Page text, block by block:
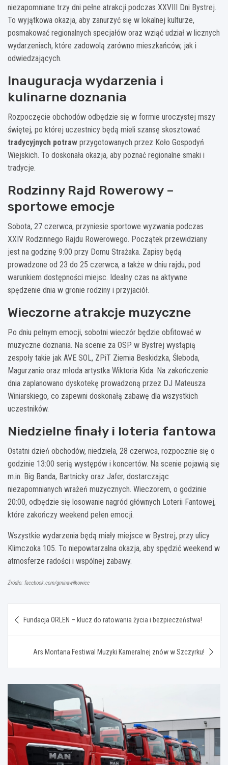
niezapomniane trzy dni pełne atrakcji podczas XXVIII Dni Bystrej.
To wyjątkowa okazja, aby zanurzyć się w lokalnej kulturze,
posmakować regionalnych specjałów oraz wziąć udział w licznych
wydarzeniach, które zadowolą zarówno mieszkańców, jak i
odwiedzających.
Inauguracja wydarzenia i
kulinarne doznania
Rozpoczęcie obchodów odbędzie się w formie uroczystej mszy
świętej, po której uczestnicy będą mieli szansę skosztować
tradycyjnych potraw przygotowanych przez Koło Gospodyń
Wiejskich. To doskonała okazja, aby poznać regionalne smaki i
tradycje.
Rodzinny Rajd Rowerowy –
sportowe emocje
Sobota, 27 czerwca, przyniesie sportowe wyzwania podczas
XXIV Rodzinnego Rajdu Rowerowego. Początek przewidziany
jest na godzinę 9:00 przy Domu Strażaka. Zapisy będą
prowadzone od 23 do 25 czerwca, a także w dniu rajdu, pod
warunkiem dostępności miejsc. Idealny czas na aktywne
spędzenie dnia w gronie rodziny i przyjaciół.
Wieczorne atrakcje muzyczne
Po dniu pełnym emocji, sobotni wieczór będzie obfitować w
muzyczne doznania. Na scenie za OSP w Bystrej wystąpią
zespoły takie jak AVE SOL, ZPiT Ziemia Beskidzka, Śleboda,
Magurzanie oraz młoda artystka Wiktoria Kida. Na zakończenie
dnia zaplanowano dyskotekę prowadzoną przez DJ Mateusza
Winiarskiego, co zapewni doskonałą zabawę dla wszystkich
uczestników.
Niedzielne finały i loteria fantowa
Ostatni dzień obchodów, niedziela, 28 czerwca, rozpocznie się o
godzinie 13:00 serią występów i koncertów. Na scenie pojawią się
m.in. Big Banda, Bartnicky oraz Jafer, dostarczając
niezapomnianych wrażeń muzycznych. Wieczorem, o godzinie
20:00, odbędzie się losowanie nagród głównych Loterii Fantowej,
które zakończy weekend pełen emocji.
Wszystkie wydarzenia będą miały miejsce w Bystrej, przy ulicy
Klimczoka 105. To niepowtarzalna okazja, aby spędzić weekend w
atmosferze radości i wspólnej zabawy.
Źródło: facebook.com/gminawilkowice
wpisu
Fundacja ORLEN – klucz do ratowania życia i bezpieczeństwa!
Ars Montana Festiwal Muzyki Kameralnej znów w Szczyrku!